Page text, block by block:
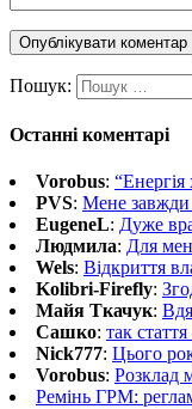
Пошук:
Останні коментарі
Vorobus: “Енергія
PVS: Мене завжди
EugeneL: Дуже
Людмила: Для
Wels: Відкриття
Kolibri-Firefly:
Майя Ткачук:
Сашко: так
Nick777: Цього
Vorobus: Розклад
Ремінь ГРМ: